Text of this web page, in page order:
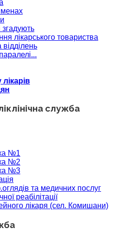
згадують
лікарського товариства
відділень
служба
№1
№2
№3
та медичних послуг
реабілітації
лікаря (сел. Комишани)